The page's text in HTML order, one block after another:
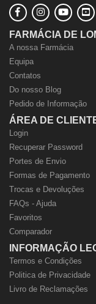
FARMÁCIA DE
A nossa Farmácia
Equipa
Contatos
Do nosso Blog
Pedido de Informação
ÁREA DE
Login
Recuperar Password
Portes de Envio
Formas de Pagamento
Trocas e Devoluções
FAQs - Ajuda
Favoritos
Comparador
INFORMAÇÃO
Termos e Condições
Politica de Privacidade
Livro de Reclamações